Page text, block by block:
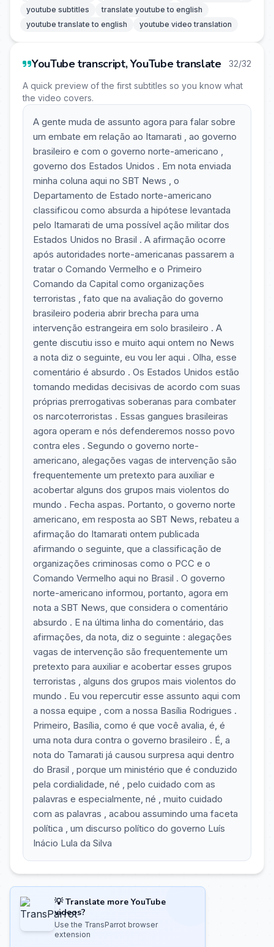
youtube subtitles
translate youtube to english
youtube translate to english
youtube video translation
YouTube transcript, YouTube translate 32/32
A quick preview of the first subtitles so you know what
the video covers.
A gente muda de assunto agora para falar sobre
um embate em relação ao Itamarati , ao governo
brasileiro e com o governo norte-americano ,
governo dos Estados Unidos . Em nota enviada
minha coluna aqui no SBT News , o
Departamento de Estado norte-americano
classificou como absurda a hipótese levantada
pelo Itamarati de uma possível ação militar dos
Estados Unidos no Brasil . A afirmação ocorre
após autoridades norte-americanas passarem a
tratar o Comando Vermelho e o Primeiro
Comando da Capital como organizações
terroristas , fato que na avaliação do governo
brasileiro poderia abrir brecha para uma
intervenção estrangeira em solo brasileiro . A
gente discutiu isso e muito aqui ontem no News
a nota diz o seguinte, eu vou ler aqui . Olha, esse
comentário é absurdo . Os Estados Unidos estão
tomando medidas decisivas de acordo com suas
próprias prerrogativas soberanas para combater
os narcoterroristas . Essas gangues brasileiras
agora operam e nós defenderemos nosso povo
contra eles . Segundo o governo norte-
americano, alegações vagas de intervenção são
frequentemente um pretexto para auxiliar e
acobertar alguns dos grupos mais violentos do
mundo . Fecha aspas. Portanto, o governo norte
americano, em resposta ao SBT News, rebateu a
afirmação do Itamarati ontem publicada
afirmando o seguinte, que a classificação de
organizações criminosas como o PCC e o
Comando Vermelho aqui no Brasil . O governo
norte-americano informou, portanto, agora em
nota a SBT News, que considera o comentário
absurdo . E na última linha do comentário, das
afirmações, da nota, diz o seguinte : alegações
vagas de intervenção são frequentemente um
pretexto para auxiliar e acobertar esses grupos
terroristas , alguns dos grupos mais violentos do
mundo . Eu vou repercutir esse assunto aqui com
a nossa equipe , com a nossa Basília Rodrigues .
Primeiro, Basília, como é que você avalia, é, é
uma nota dura contra o governo brasileiro . É, a
nota do Tamarati já causou surpresa aqui dentro
do Brasil , porque um ministério que é conduzido
pela cordialidade, né , pelo cuidado com as
palavras e especialmente, né , muito cuidado
com as palavras , acabou assumindo uma faceta
política , um discurso político do governo Luís
Inácio Lula da Silva
💡 Translate more YouTube
videos?
Use the TransParrot browser
extension